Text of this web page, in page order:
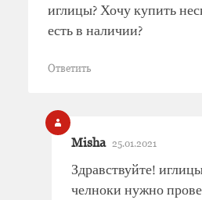
иглицы? Хочу купить
есть в наличии?
Ответить
Misha 25.01.2021
Здравствуйте!
челноки нужно